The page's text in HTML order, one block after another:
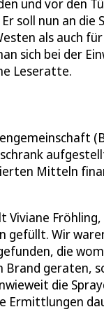
soll nun an
als auch
sich bei der
Leseratte.
Mitteln
Wir
die
Brand geraten,
die